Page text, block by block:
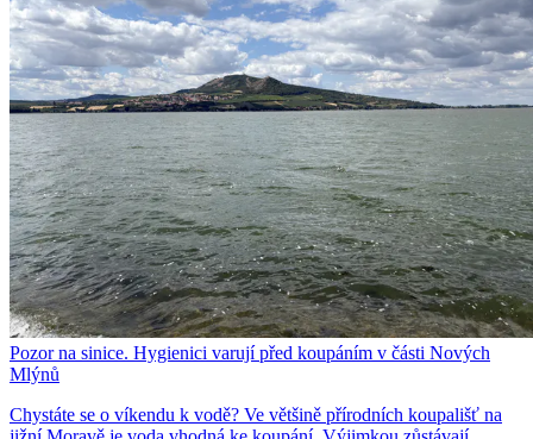
Pozor na sinice. Hygienici varují před koupáním v části Nových
Mlýnů
Chystáte se o víkendu k vodě? Ve většině přírodních koupališť na